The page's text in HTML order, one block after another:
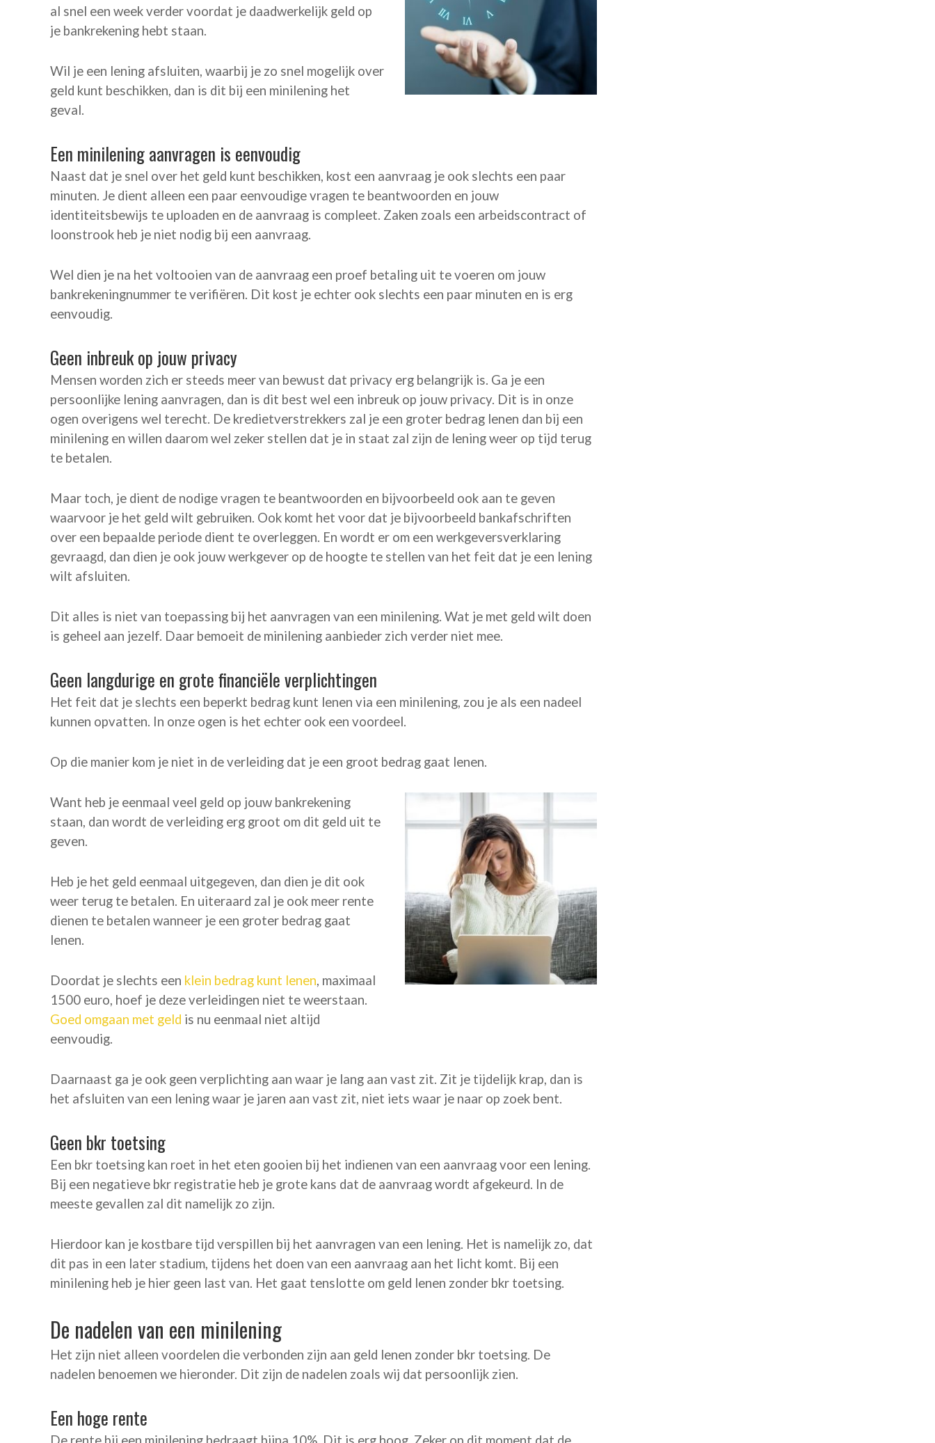
al snel een week verder voordat je daadwerkelijk geld op
je bankrekening hebt staan.
Wil je een lening afsluiten, waarbij je zo snel mogelijk over
geld kunt beschikken, dan is dit bij een minilening het
geval.
Een minilening aanvragen is eenvoudig
Naast dat je snel over het geld kunt beschikken, kost een aanvraag je ook slechts een paar
minuten. Je dient alleen een paar eenvoudige vragen te beantwoorden en jouw
identiteitsbewijs te uploaden en de aanvraag is compleet. Zaken zoals een arbeidscontract of
loonstrook heb je niet nodig bij een aanvraag.
Wel dien je na het voltooien van de aanvraag een proef betaling uit te voeren om jouw
bankrekeningnummer te verifiëren. Dit kost je echter ook slechts een paar minuten en is erg
eenvoudig.
Geen inbreuk op jouw privacy
Mensen worden zich er steeds meer van bewust dat privacy erg belangrijk is. Ga je een
persoonlijke lening aanvragen, dan is dit best wel een inbreuk op jouw privacy. Dit is in onze
ogen overigens wel terecht. De kredietverstrekkers zal je een groter bedrag lenen dan bij een
minilening en willen daarom wel zeker stellen dat je in staat zal zijn de lening weer op tijd terug
te betalen.
Maar toch, je dient de nodige vragen te beantwoorden en bijvoorbeeld ook aan te geven
waarvoor je het geld wilt gebruiken. Ook komt het voor dat je bijvoorbeeld bankafschriften
over een bepaalde periode dient te overleggen. En wordt er om een werkgeversverklaring
gevraagd, dan dien je ook jouw werkgever op de hoogte te stellen van het feit dat je een lening
wilt afsluiten.
Dit alles is niet van toepassing bij het aanvragen van een minilening. Wat je met geld wilt doen
is geheel aan jezelf. Daar bemoeit de minilening aanbieder zich verder niet mee.
Geen langdurige en grote financiële verplichtingen
Het feit dat je slechts een beperkt bedrag kunt lenen via een minilening, zou je als een nadeel
kunnen opvatten. In onze ogen is het echter ook een voordeel.
Op die manier kom je niet in de verleiding dat je een groot bedrag gaat lenen.
Want heb je eenmaal veel geld op jouw bankrekening
staan, dan wordt de verleiding erg groot om dit geld uit te
geven.
Heb je het geld eenmaal uitgegeven, dan dien je dit ook
weer terug te betalen. En uiteraard zal je ook meer rente
dienen te betalen wanneer je een groter bedrag gaat
lenen.
Doordat je slechts een klein bedrag kunt lenen, maximaal
1500 euro, hoef je deze verleidingen niet te weerstaan.
Goed omgaan met geld is nu eenmaal niet altijd
eenvoudig.
Daarnaast ga je ook geen verplichting aan waar je lang aan vast zit. Zit je tijdelijk krap, dan is
het afsluiten van een lening waar je jaren aan vast zit, niet iets waar je naar op zoek bent.
Geen bkr toetsing
Een bkr toetsing kan roet in het eten gooien bij het indienen van een aanvraag voor een lening.
Bij een negatieve bkr registratie heb je grote kans dat de aanvraag wordt afgekeurd. In de
meeste gevallen zal dit namelijk zo zijn.
Hierdoor kan je kostbare tijd verspillen bij het aanvragen van een lening. Het is namelijk zo, dat
dit pas in een later stadium, tijdens het doen van een aanvraag aan het licht komt. Bij een
minilening heb je hier geen last van. Het gaat tenslotte om geld lenen zonder bkr toetsing.
De nadelen van een minilening
Het zijn niet alleen voordelen die verbonden zijn aan geld lenen zonder bkr toetsing. De
nadelen benoemen we hieronder. Dit zijn de nadelen zoals wij dat persoonlijk zien.
Een hoge rente